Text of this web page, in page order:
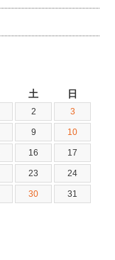
土 日
2 3
9 10
16 17
23 24
30
31